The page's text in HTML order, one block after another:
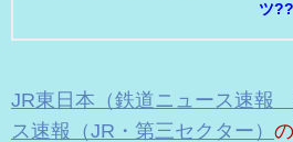
ツ??
JR東日本（鉄道ニュース速報
ス速報（JR・第三セクター）